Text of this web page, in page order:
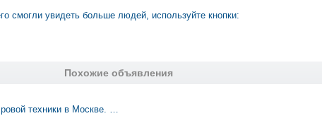
смогли увидеть больше людей, используйте кнопки:
Похожие объявления
техники в Москве. …